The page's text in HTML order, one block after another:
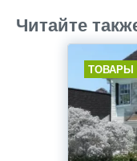
Читайте
ТОВАРЫ